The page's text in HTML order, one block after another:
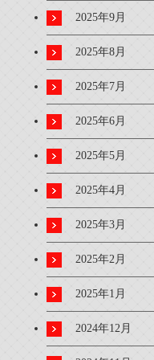
2025年9月
2025年8月
2025年7月
2025年6月
2025年5月
2025年4月
2025年3月
2025年2月
2025年1月
2024年12月